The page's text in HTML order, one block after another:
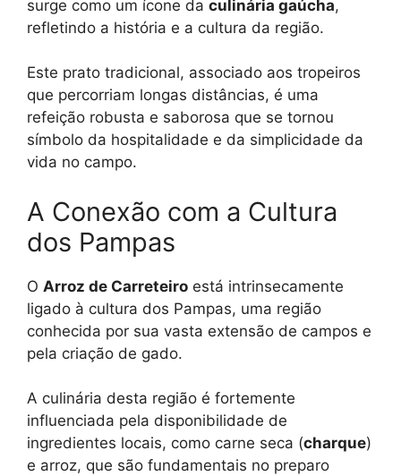
surge como um ícone da culinária gaúcha,
refletindo a história e a cultura da região.
Este prato tradicional, associado aos tropeiros
que percorriam longas distâncias, é uma
refeição robusta e saborosa que se tornou
símbolo da hospitalidade e da simplicidade da
vida no campo.
A Conexão com a Cultura
dos Pampas
O Arroz de Carreteiro está intrinsecamente
ligado à cultura dos Pampas, uma região
conhecida por sua vasta extensão de campos e
pela criação de gado.
A culinária desta região é fortemente
influenciada pela disponibilidade de
ingredientes locais, como carne seca (charque)
e arroz, que são fundamentais no preparo